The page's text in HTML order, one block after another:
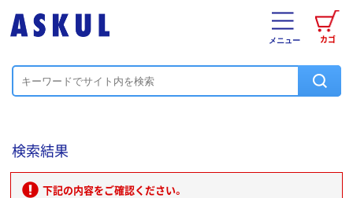
カゴ
メニュー
検索結果
下記の内容をご確認ください。